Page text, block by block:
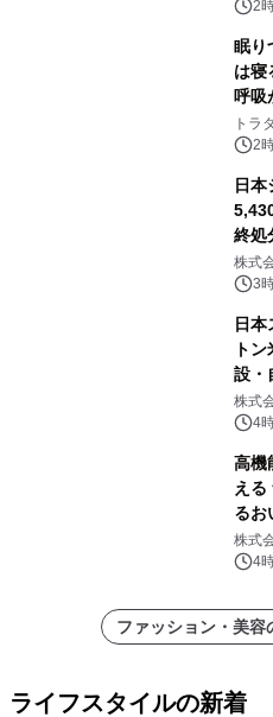
24日
2
眠り
は寝
呼吸
トラ
2
日本
終処
需要
株式
3
日本
ト
設・
を牽
株式
4
高機
え
るお
より
イス
株式
4
ファッション・美容
ライフスタイルの新着